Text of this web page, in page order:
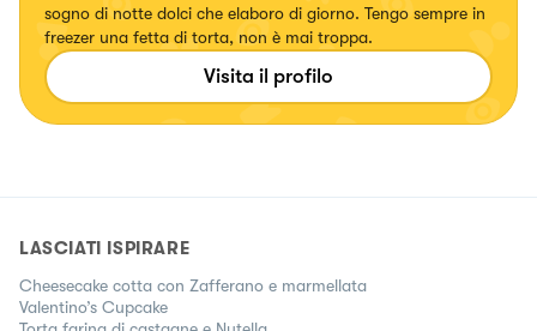
sogno di notte dolci che elaboro di giorno. Tengo sempre in
freezer una fetta di torta, non è mai troppa.
Visita il profilo
LASCIATI ISPIRARE
Cheesecake cotta con Zafferano e marmellata
Valentino’s Cupcake